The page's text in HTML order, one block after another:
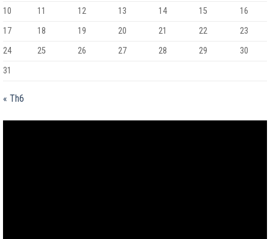
10
11 12 13 14 15
16
17
18 19 20 21 22
23
24
25 26 27 28 29
30
31
« Th6